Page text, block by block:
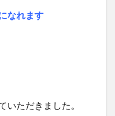
なれます
いただきました。